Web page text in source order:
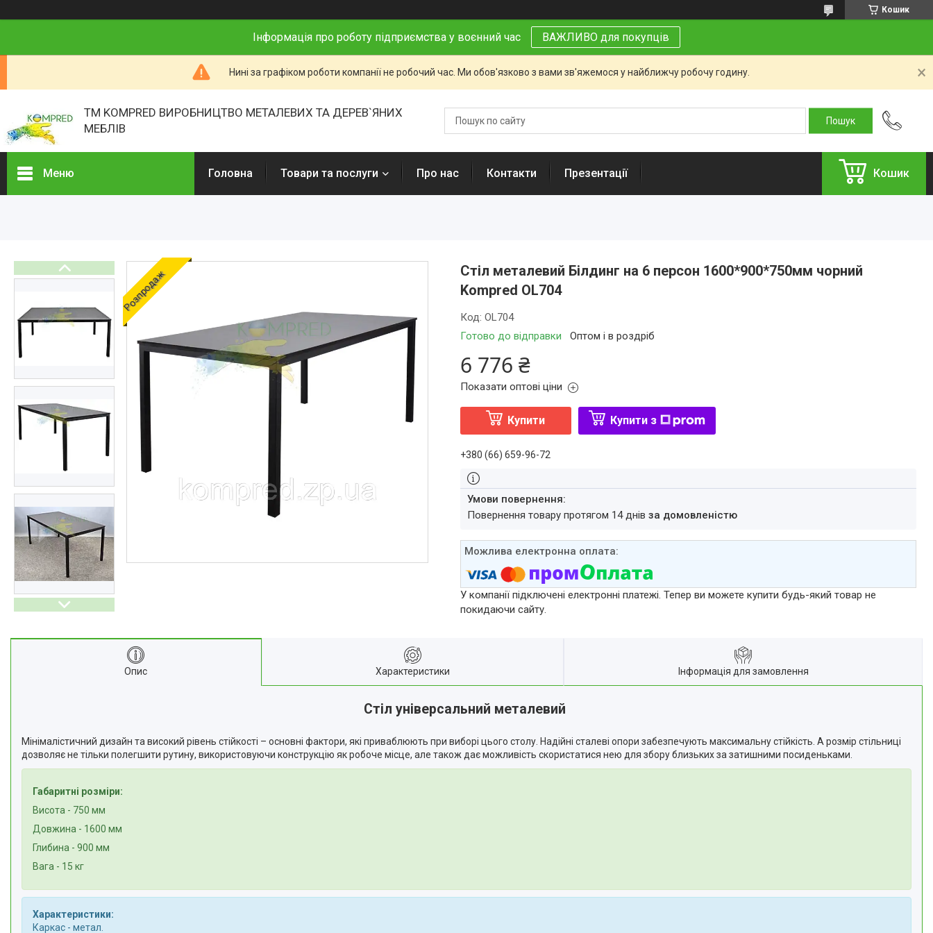
Кошик
Інформація про роботу підприємства у воєнний час ВАЖЛИВО для покупців
Нині за графіком роботи компанії не робочий час. Ми обов'язково з вами зв'яжемося у найближчу робочу годину.
ТМ KOMPRED ВИРОБНИЦТВО МЕТАЛЕВИХ ТА ДЕРЕВ`ЯНИХ
МЕБЛІВ
Меню
Презентації
Реєстраційні документи
Головна Товари та послуги Про нас Контакти Презентації Кошик
Розпродаж
Стіл металевий Білдинг на 6 персон 1600*900*750мм чорний
Kompred OL704
Готово до відправки Оптом і в роздріб
Код: OL704
6 776 ₴
Показати оптові ціни
Купити Купити з
+380 (66) 659-96-72
повернення товару протягом 14 днів за домовленістю
У компанії підключені електронні платежі. Тепер ви можете купити будь-який товар не
покидаючи сайту.
Опис Характеристики Інформація для замовлення
Cтіл універсальний металевий
Мінімалістичний дизайн та високий рівень стійкості – основні фактори, які приваблюють при виборі цього столу. Надійні сталеві опори забезпечують максимальну стійкість. А розмір стільниці
дозволяє не тільки полегшити рутину, використовуючи конструкцію як робоче місце, але також дає можливість скористатися нею для збору близьких за затишними посиденьками.
Габаритні розміри:
Висота - 750 мм
Довжина - 1600 мм
Глибина - 900 мм
Вага - 15 кг
Характеристики:
Каркас - метал.